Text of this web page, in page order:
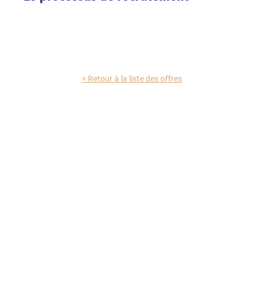
< Retour à la liste des offres